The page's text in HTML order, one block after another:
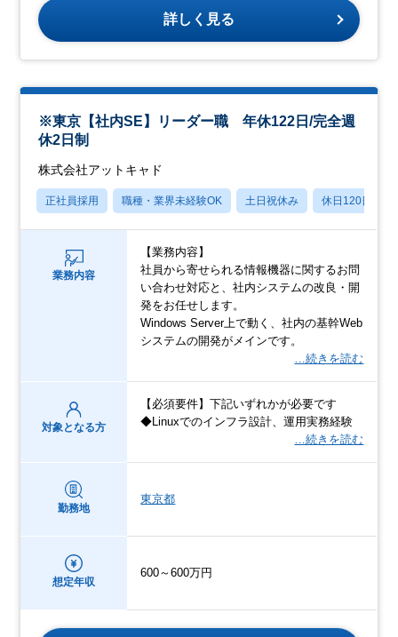
詳しく見る
※東京【社内SE】リーダー職 年休122日/完全週
休2日制
株式会社アットキャド
正社員採用 職種・業界未経験OK 土日祝休み 休日120日以上
業務内容
【業務内容】
社員から寄せられる情報機器に関するお問
い合わせ対応と、社内システムの改良・開
発をお任せします。
Windows Server上で動く、社内の基幹Web
システムの開発がメインです。
…続きを読む
対象となる方
【必須要件】下記いずれかが必要です
◆Linuxでのインフラ設計、運用実務経験
…続きを読む
勤務地
東京都
想定年収
600～600万円